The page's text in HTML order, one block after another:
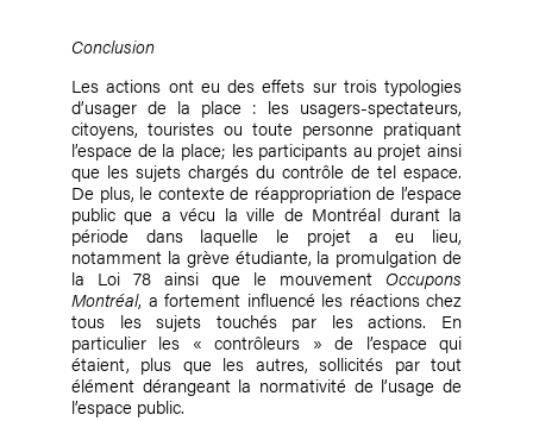
Conclusion
Les actions ont eu des effets sur trois typologies
d’usager de la place : les usagers-spectateurs,
citoyens, touristes ou toute personne pratiquant
l’espace de la place; les participants au projet ainsi
que les sujets chargés du contrôle de tel espace.
De plus, le contexte de réappropriation de l’espace
public que a vécu la ville de Montréal durant la
période dans laquelle le projet a eu lieu,
notamment la grève étudiante, la promulgation de
la Loi 78 ainsi que le mouvement Occupons
Montréal, a fortement influencé les réactions chez
tous les sujets touchés par les actions. En
particulier les « contrôleurs » de l’espace qui
étaient, plus que les autres, sollicités par tout
élément dérangeant la normativité de l’usage de
l’espace public.